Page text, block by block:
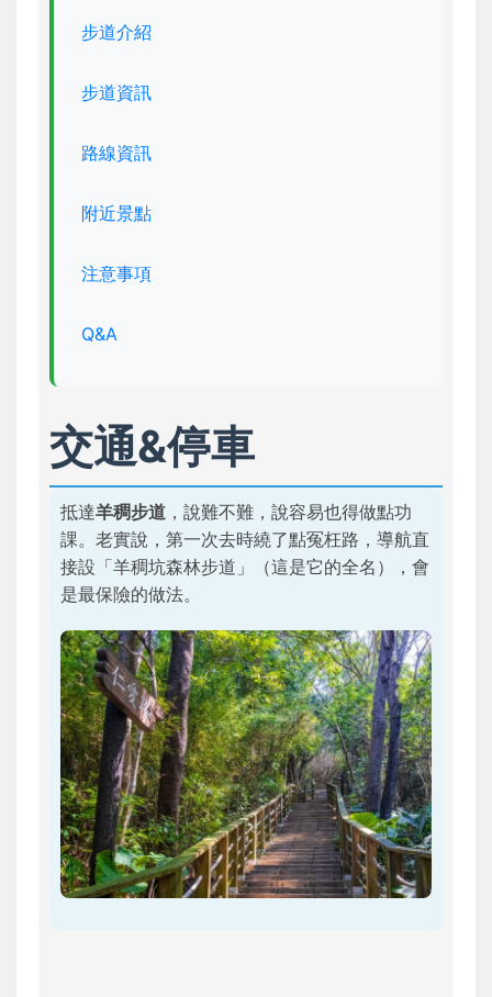
步道介紹
步道資訊
路線資訊
附近景點
注意事項
Q&A
交通&停車
抵達羊稠步道 ，說難不難，說容易也得做點功
課。老實說，第一次去時繞了點冤枉路，導航直
接設「羊稠坑森林步道」（這是它的全名），會
是最保險的做法。